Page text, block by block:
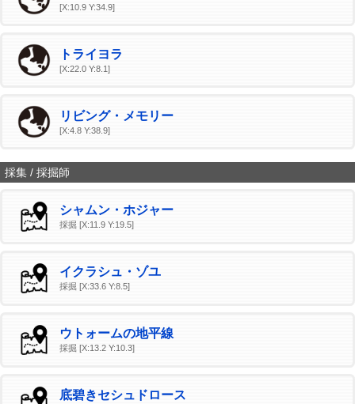
[X:10.9 Y:34.9]
トライヨラ
[X:22.0 Y:8.1]
リビング・メモリー
[X:4.8 Y:38.9]
採集 / 採掘師
シャムン・ホジャー
採掘 [X:11.9 Y:19.5]
イクラシュ・ゾユ
採掘 [X:33.6 Y:8.5]
ウトォームの地平線
採掘 [X:13.2 Y:10.3]
底碧きセシュドロース